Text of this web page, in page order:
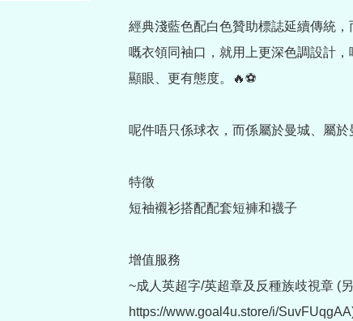
經典淺藍色配白色贊助標誌延續傳統
嘅衣領同袖口，就用上更深色調設計
顯眼、更有態度。🔥⚽
呢件唔只係球衣，而係屬於曼城、屬於
特徵
短袖襯衫搭配配套短褲和襪子
增值服務
~成人英超字/英超章及反種族歧視章 (
https://www.goal4u.store/i/